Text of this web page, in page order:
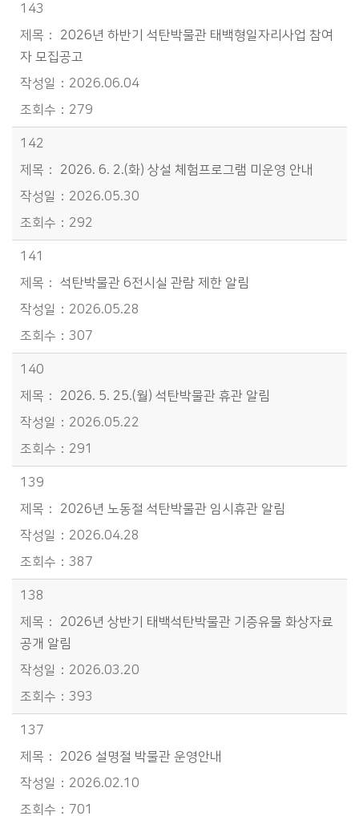
143
2026년 하반기 석탄박물관 태백형일자리사업 참여
자 모집공고
2026.06.04
279
142
2026. 6. 2.(화) 상설 체험프로그램 미운영 안내
2026.05.30
292
141
석탄박물관 6전시실 관람 제한 알림
2026.05.28
307
140
2026. 5. 25.(월) 석탄박물관 휴관 알림
2026.05.22
291
139
2026년 노동절 석탄박물관 임시휴관 알림
2026.04.28
387
138
2026년 상반기 태백석탄박물관 기증유물 화상자료
공개 알림
2026.03.20
393
137
2026 설명절 박물관 운영안내
2026.02.10
701